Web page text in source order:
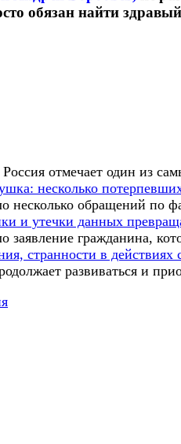
обязан найти
отмечает один из
несколько
несколько обращений по
и утечки данных
заявление гражданина,
странности в
развиваться и